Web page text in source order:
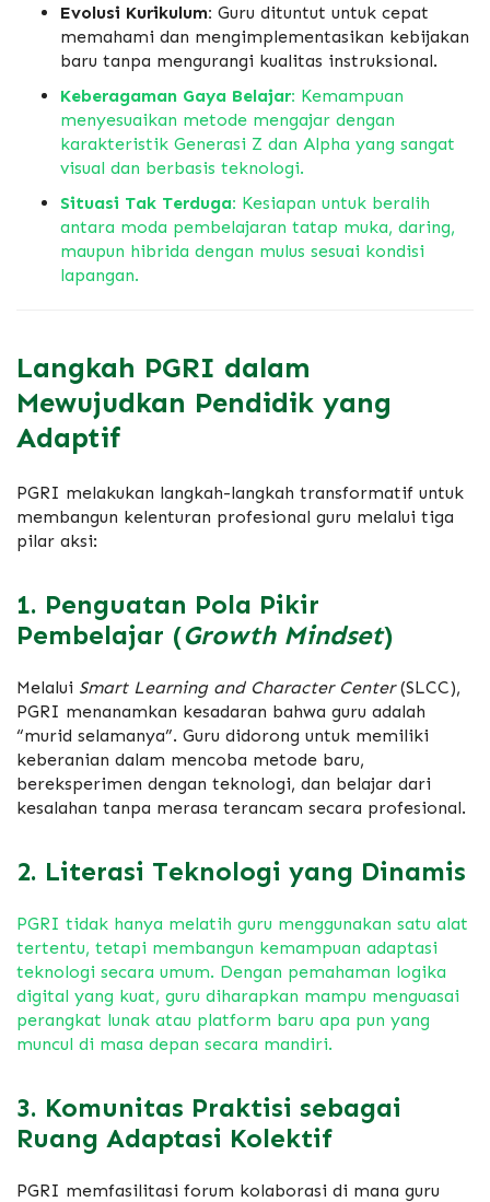
Evolusi Kurikulum: Guru dituntut untuk cepat
memahami dan mengimplementasikan kebijakan
baru tanpa mengurangi kualitas instruksional.
Keberagaman Gaya Belajar: Kemampuan
menyesuaikan metode mengajar dengan
karakteristik Generasi Z dan Alpha yang sangat
visual dan berbasis teknologi.
Situasi Tak Terduga: Kesiapan untuk beralih
antara moda pembelajaran tatap muka, daring,
maupun hibrida dengan mulus sesuai kondisi
lapangan.
Langkah PGRI dalam
Mewujudkan Pendidik yang
Adaptif
PGRI melakukan langkah-langkah transformatif untuk
membangun kelenturan profesional guru melalui tiga
pilar aksi:
1. Penguatan Pola Pikir
Pembelajar (Growth Mindset)
Melalui Smart Learning and Character Center(SLCC),
PGRI menanamkan kesadaran bahwa guru adalah
“murid selamanya”. Guru didorong untuk memiliki
keberanian dalam mencoba metode baru,
bereksperimen dengan teknologi, dan belajar dari
kesalahan tanpa merasa terancam secara profesional.
2. Literasi Teknologi yang Dinamis
PGRI tidak hanya melatih guru menggunakan satu alat
tertentu, tetapi membangun kemampuan adaptasi
teknologi secara umum. Dengan pemahaman logika
digital yang kuat, guru diharapkan mampu menguasai
perangkat lunak atau platform baru apa pun yang
muncul di masa depan secara mandiri.
3. Komunitas Praktisi sebagai
Ruang Adaptasi Kolektif
PGRI memfasilitasi forum kolaborasi di mana guru